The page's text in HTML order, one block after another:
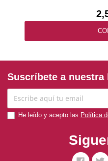
Suscríbete a nuestra
He leído y acepto las Política